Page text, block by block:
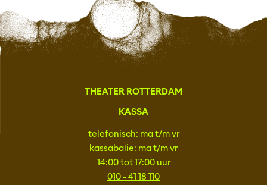
THEATER ROTTERDAM
KASSA
telefonisch: ma t/m vr
kassabalie: ma t/m vr
14:00 tot 17:00 uur
010 - 41 18 110